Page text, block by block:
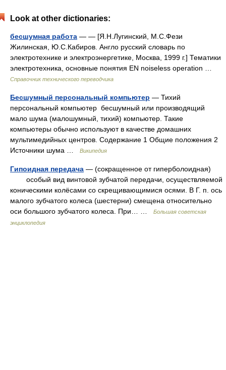
Look at other dictionaries:
бесшумная работа — — [Я.Н.Лугинский, М.С.Фези
Жилинская, Ю.С.Кабиров. Англо русский словарь по
электротехнике и электроэнергетике, Москва, 1999 г.] Тематики
электротехника, основные понятия EN noiseless operation …
Справочник технического переводчика
Бесшумный персональный компьютер — Тихий
персональный компьютер бесшумный или производящий
мало шума (малошумный, тихий) компьютер. Такие
компьютеры обычно используют в качестве домашних
мультимедийных центров. Содержание 1 Общие положения 2
Источники шума …
Википедия
Гипоидная передача — (сокращенное от гиперболоидная)
особый вид винтовой зубчатой передачи, осуществляемой
коническими колёсами со скрещивающимися осями. В Г. п. ось
малого зубчатого колеса (шестерни) смещена относительно
оси большого зубчатого колеса. При… …
Большая советская
энциклопедия